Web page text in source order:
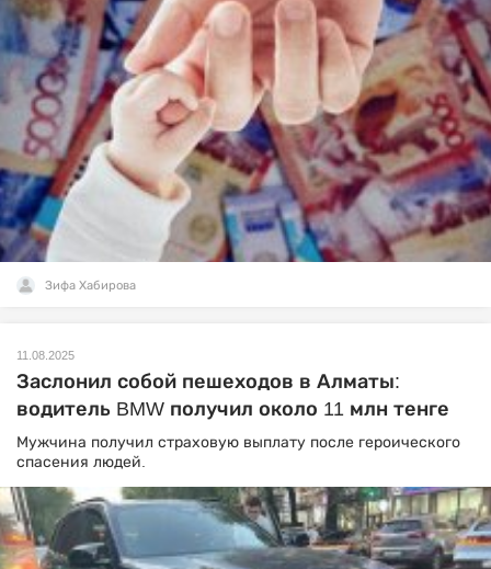
Зифа Хабирова
11.08.2025
Заслонил собой пешеходов в Алматы:
водитель BMW получил около 11 млн тенге
Мужчина получил страховую выплату после героического
спасения людей.